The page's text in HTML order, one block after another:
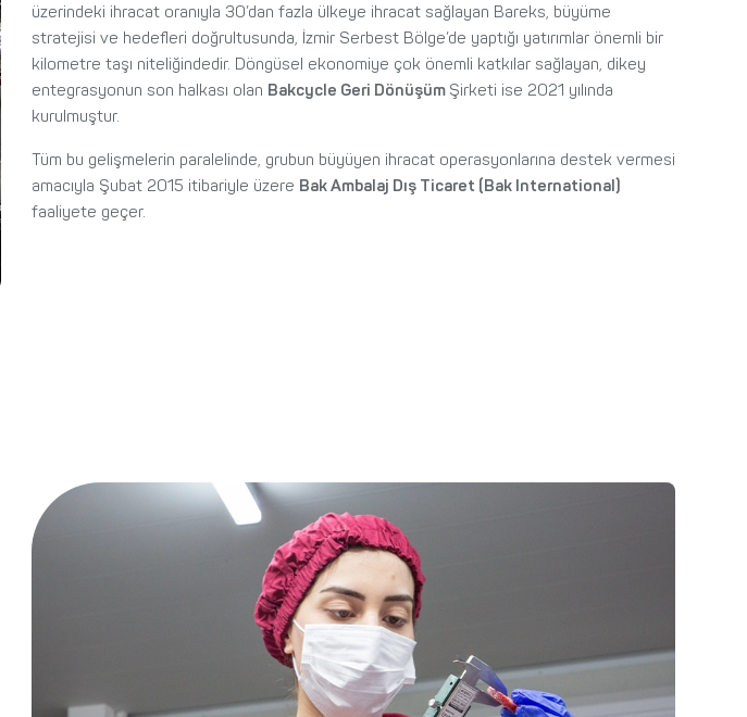
üzerindeki ihracat oranıyla 30’dan fazla ülkeye ihracat sağlayan Bareks, büyüme
stratejisi ve hedefleri doğrultusunda, İzmir Serbest Bölge’de yaptığı yatırımlar önemli bir
kilometre taşı niteliğindedir. Döngüsel ekonomiye çok önemli katkılar sağlayan, dikey
entegrasyonun son halkası olan Bakcycle Geri Dönüşüm Şirketi ise 2021 yılında
kurulmuştur.
Tüm bu gelişmelerin paralelinde, grubun büyüyen ihracat operasyonlarına destek vermesi
amacıyla Şubat 2015 itibariyle üzere Bak Ambalaj Dış Ticaret (Bak International)
faaliyete geçer.